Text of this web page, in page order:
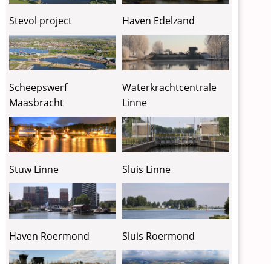
Stevol project Haven Edelzand
Scheepswerf
Maasbracht
Waterkrachtcentrale
Linne
Stuw Linne Sluis Linne
Haven Roermond Sluis Roermond